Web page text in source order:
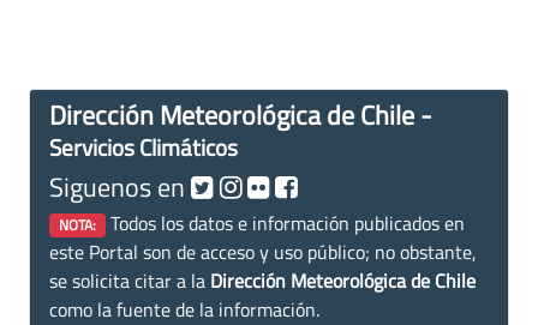
Dirección Meteorológica de Chile -
Servicios Climáticos
Siguenos en
NOTA: Todos los datos e información publicados en
este Portal son de acceso y uso público; no obstante,
se solicita citar a la Dirección Meteorológica de Chile
como la fuente de la información.